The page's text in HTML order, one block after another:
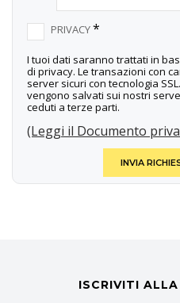
PRIVACY*
I tuoi dati saranno trattati in
di privacy. Le transazioni con
server sicuri con tecnologia
vengono salvati sui nostri
ceduti a terze parti.
(Leggi il Documento
INVIA
ISCRIVITI